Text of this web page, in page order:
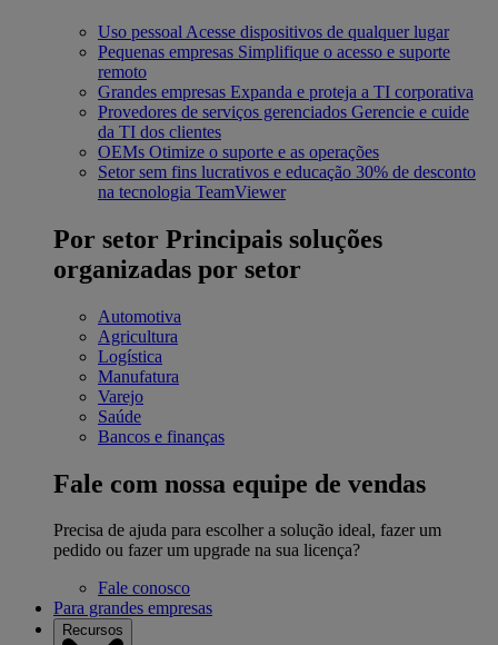
Uso pessoal Acesse dispositivos de qualquer lugar
Pequenas empresas Simplifique o acesso e suporte
remoto
Grandes empresas Expanda e proteja a TI corporativa
Provedores de serviços gerenciados Gerencie e cuide
da TI dos clientes
OEMs Otimize o suporte e as operações
Setor sem fins lucrativos e educação 30% de desconto
na tecnologia TeamViewer
Por setor Principais soluções
organizadas por setor
Automotiva
Agricultura
Logística
Manufatura
Varejo
Saúde
Bancos e finanças
Fale com nossa equipe de vendas
Precisa de ajuda para escolher a solução ideal, fazer um
pedido ou fazer um upgrade na sua licença?
Fale conosco
Para grandes empresas
Recursos